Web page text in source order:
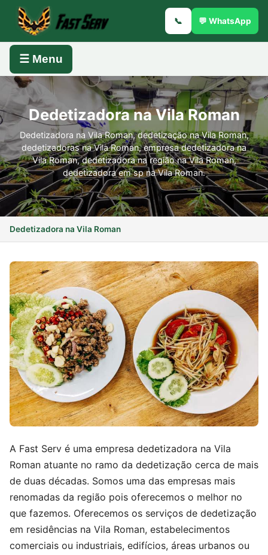
📞 💬 WhatsApp
☰ Menu
Dedetizadora na Vila Roman
Dedetizadora na Vila Roman, dedetização na Vila Roman,
dedetizadoras na Vila Roman, empresa dedetizadora na
Vila Roman, dedetizadora na região na Vila Roman,
dedetizadora em sp na Vila Roman.
Dedetizadora na Vila Roman
A Fast Serv é uma empresa dedetizadora na Vila
Roman atuante no ramo da dedetização cerca de mais
de duas décadas. Somos uma das empresas mais
renomadas da região pois oferecemos o melhor no
que fazemos. Oferecemos os serviços de dedetização
em residências na Vila Roman, estabelecimentos
comerciais ou industriais, edifícios, áreas urbanos ou